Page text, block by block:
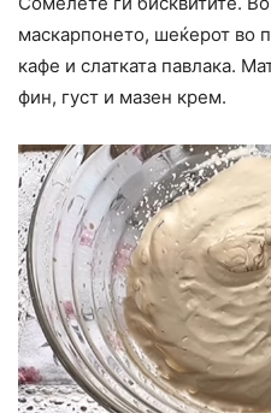
маскарпонето, шеќерот во
кафе и слатката павлака.
фин, густ и мазен крем.